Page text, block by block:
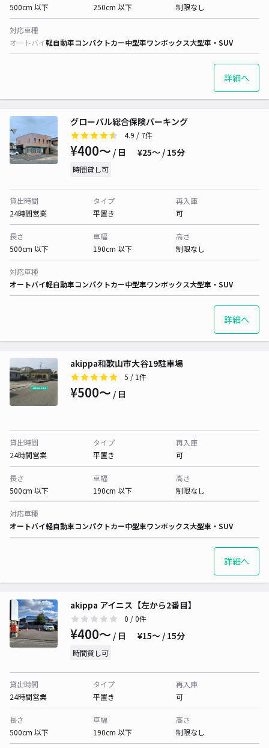
500cm 以下
250cm 以下
制限なし
対応車種
オートバイ軽自動車コンパクトカー中型車ワンボックス大型車・SUV
詳細へ
グローバル総合保険パーキング
4.9 / 7件
¥400〜 / 日 ¥25〜 / 15分
時間貸し可
貸出時間
24時間営業
タイプ
平置き
再入庫
可
長さ
500cm 以下
車幅
190cm 以下
高さ
制限なし
対応車種
オートバイ軽自動車コンパクトカー中型車ワンボックス大型車・SUV
詳細へ
akippa和歌山市大谷19駐車場
5 / 1件
¥500〜 / 日
貸出時間
24時間営業
タイプ
平置き
再入庫
可
長さ
500cm 以下
車幅
190cm 以下
高さ
制限なし
対応車種
オートバイ軽自動車コンパクトカー中型車ワンボックス大型車・SUV
詳細へ
akippa アイニス【左から2番目】
0 / 0件
¥400〜 / 日 ¥15〜 / 15分
時間貸し可
貸出時間
24時間営業
タイプ
平置き
再入庫
可
長さ
500cm 以下
車幅
190cm 以下
高さ
制限なし